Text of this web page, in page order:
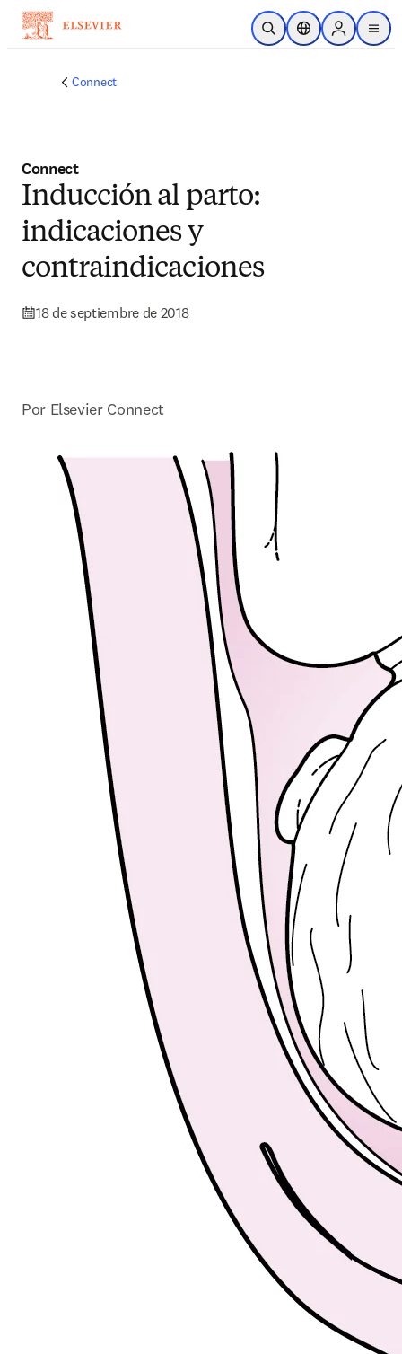
Saltar al contenido principal
Abrir búsqueda
Selector deSign in to
menu
Connect
Connect
Inducción al parto:
indicaciones y
contraindicaciones
18 de septiembre de 2018
Por Elsevier Connect